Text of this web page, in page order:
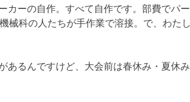
カーの自作。すべて自作です。部費でパ
科の人たちが手作業で溶接。で、わた
あるんですけど、大会前は春休み・夏休